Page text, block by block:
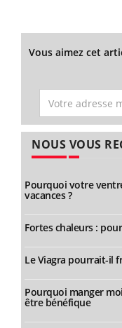
Vous aimez cet
NOUS VOUS
Pourquoi votre
vacances ?
Fortes chaleurs :
Le Viagra pourrait-il
Pourquoi manger
être bénéfique